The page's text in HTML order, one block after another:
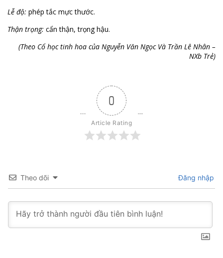
Lễ độ: phép tắc mực thước.
Thận trọng: cẩn thận, trọng hậu.
(Theo Cổ học tinh hoa của Nguyễn Văn Ngọc Và Trần Lê Nhân –
NXb Trẻ)
0
Article Rating
Theo dõi Đăng nhập